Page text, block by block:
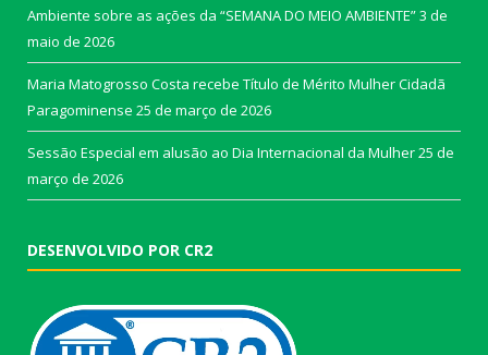
Ambiente sobre as ações da “SEMANA DO MEIO AMBIENTE”3 de
maio de 2026
Maria Matogrosso Costa recebe Título de Mérito Mulher Cidadã
Paragominense 25 de março de 2026
Sessão Especial em alusão ao Dia Internacional da Mulher25 de
março de 2026
DESENVOLVIDO POR CR2